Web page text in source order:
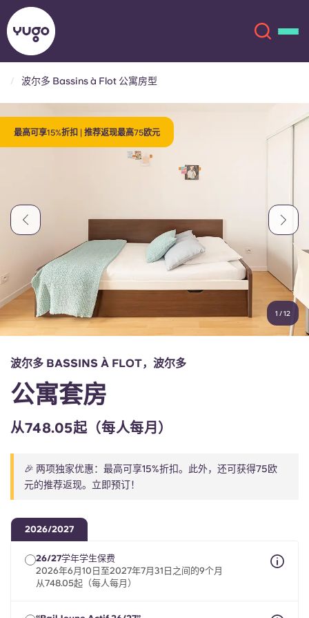
地点
账户 语言
English (GB)
English (US)
Español
Català
French
选择一个国家
立即预订
English (US)
Español
Català Deutsch
Italian French
Portuguese
波尔多 Bassins à Flot 公寓房型
最高可享15%折扣 | 推荐返现最高75欧元
1 /12
波尔多 BASSINS À FLOT，波尔多
公寓套房
从748.05起（每人每月）
🎉 两项独家优惠：最高可享15%折扣。此外，还可获得75欧
元的推荐返现。立即预订！
2026/2027
26/27学年学生保费
2026年6月10日至2027年7月31日之间的9个月
从748.05起（每人每月）